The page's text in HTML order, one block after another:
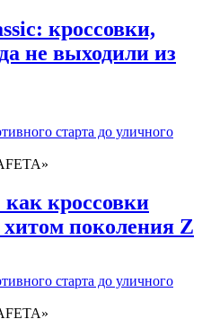
кроссовки,
не выходили из
старта до уличного
как кроссовки
поколения Z
старта до уличного